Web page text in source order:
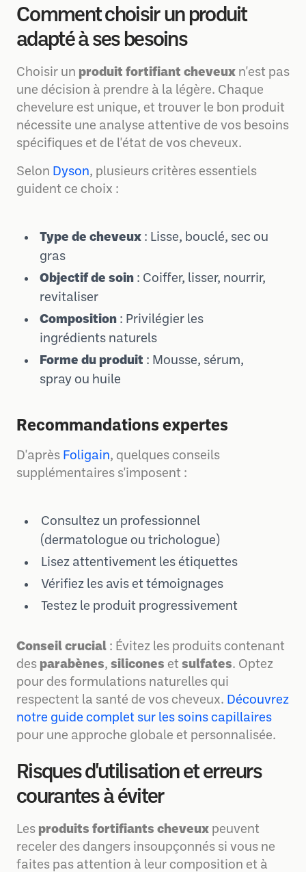
Comment choisir un produit
adapté à ses besoins
Choisir un produit fortifiant cheveux n'est pas
une décision à prendre à la légère. Chaque
chevelure est unique, et trouver le bon produit
nécessite une analyse attentive de vos besoins
spécifiques et de l'état de vos cheveux.
Selon Dyson, plusieurs critères essentiels
guident ce choix :
Type de cheveux : Lisse, bouclé, sec ou
gras
Objectif de soin : Coiffer, lisser, nourrir,
revitaliser
Composition : Privilégier les
ingrédients naturels
Forme du produit : Mousse, sérum,
spray ou huile
Recommandations expertes
D'après Foligain, quelques conseils
supplémentaires s'imposent :
Consultez un professionnel
(dermatologue ou trichologue)
Lisez attentivement les étiquettes
Vérifiez les avis et témoignages
Testez le produit progressivement
Conseil crucial : Évitez les produits contenant
des parabènes, silicones et sulfates. Optez
pour des formulations naturelles qui
respectent la santé de vos cheveux. Découvrez
notre guide complet sur les soins capillaires
pour une approche globale et personnalisée.
Risques d'utilisation et erreurs
courantes à éviter
Les produits fortifiants cheveux peuvent
receler des dangers insoupçonnés si vous ne
faites pas attention à leur composition et à